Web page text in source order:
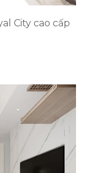
City cao cấp